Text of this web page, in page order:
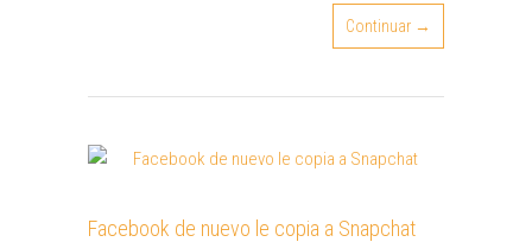
Continuar →
Facebook de nuevo le copia a Snapchat